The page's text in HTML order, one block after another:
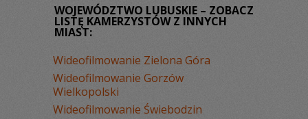
WOJEWÓDZTWO LUBUSKIE – ZOBACZ
LISTĘ KAMERZYSTÓW Z INNYCH
MIAST:
Wideofilmowanie Zielona Góra
Wideofilmowanie Gorzów
Wielkopolski
Wideofilmowanie Świebodzin